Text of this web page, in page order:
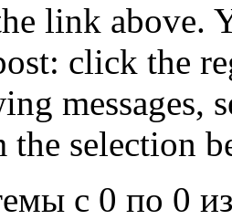
link above.
click the
messages,
selection
с 0 по 0